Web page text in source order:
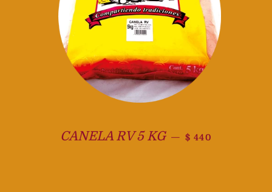
CANELA RV 5 KG — Precio habitual
$ 440